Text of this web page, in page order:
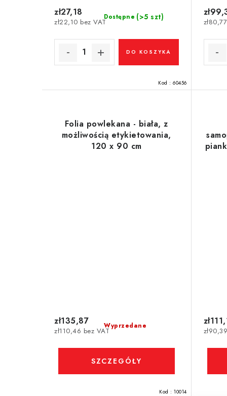
ó
Dostępne (>5 szt)
zł22,10 bez VAT
zł27,18
DO KOSZYKA
Kod : 60456
Folia powlekana - biała, z
możliwością etykietowania,
120 x 90 cm
Wyprzedane
zł110,46 bez VAT
zł135,87
SZCZEGÓŁY
Kod : 10014